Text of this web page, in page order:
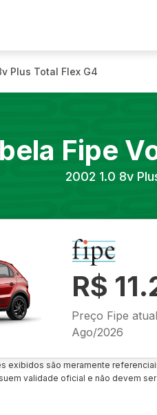
Plus Total Flex G4
Fipe
2002 1.0 8v
R$
Preço Fipe
Ago/2026
exibidos são meramente
validade oficial e não devem